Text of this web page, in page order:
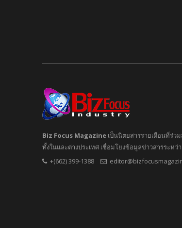
Biz Focus Magazine เป็นนิตยสารรายเดือนที่ร่ว
ทั้งในและต่างประเทศ เชื่อมโยงข้อมูลข่าวสารระห
+(662) 399-1388